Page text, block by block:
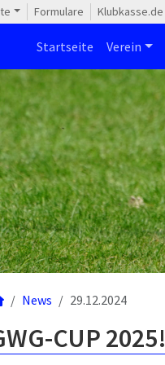
Formulare Klubkasse.de
Startseite Verein
News 29.12.2024
CUP 2025!